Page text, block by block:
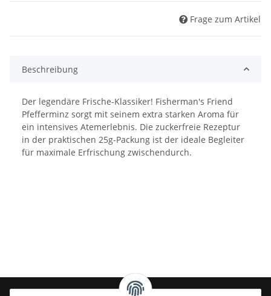
Frage zum Artikel
Beschreibung
Der legendäre Frische-Klassiker! Fisherman's Friend
Pfefferminz sorgt mit seinem extra starken Aroma für
ein intensives Atemerlebnis. Die zuckerfreie Rezeptur
in der praktischen 25g-Packung ist der ideale Begleiter
für maximale Erfrischung zwischendurch.